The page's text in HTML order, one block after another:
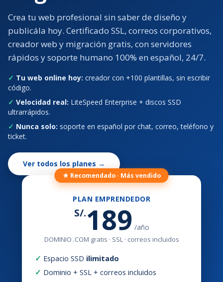
Crea tu web profesional sin saber de diseño y
publicála hoy. Certificado SSL, correos corporativos,
creador web y migración gratis, con servidores
rápidos y soporte humano 100% en español, 24/7.
✓ Tu web online hoy: creador con +100 plantillas, sin escribir
código.
✓ Velocidad real: LiteSpeed Enterprise + discos SSD
ultrarrápidos.
✓ Nunca solo: soporte en español por chat, correo, teléfono y
ticket.
Ver todos los planes →
★ Recomendado · Más vendido
PLAN EMPRENDEDOR
S/.189 /año
DOMINIO .COM gratis · SSL · correos incluidos
✓ Espacio SSD ilimitado
✓ Dominio + SSL + correos incluidos